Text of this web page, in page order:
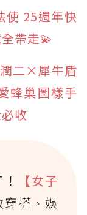
使 25週年快
帶走💫
二×犀牛盾
蜂巢圖樣手
收
【女子
搭、娛